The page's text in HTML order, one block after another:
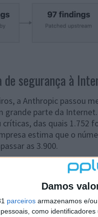
Damos
parceiros armazenamos e/
como
segurança à
a Anthropic passou
parte da
das quais 1.752
estima que o
as 3.900.
vulnerabilidades a uma
de projetos de
Não têm
crítica